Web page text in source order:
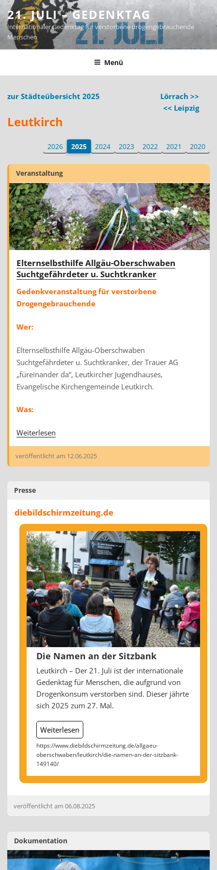
Zum
Inhalt
springen
21. JULI – GEDENKTAG
Internationaler Gedenktag für verstorbene drogengebrauchende
Menschen
Menü
zur Städteübersicht 2025
Lörrach >>
<< Leipzig
Leutkirch
2026 2025 2024 2023 2022 2021 2020
Veranstaltung
Elternselbsthilfe Allgäu-Oberschwaben
Suchtgefährdeter u. Suchtkranker
Gedenkveranstaltung für verstorbene
Drogengebrauchende
Wer:
Elternselbsthilfe Allgäu-Oberschwaben
Suchtgefährdeter u. Suchtkranker, der Trauer AG
„füreinander da“, Leutkircher Jugendhauses,
Evangelische Kirchengemeinde Leutkirch.
Was:
Weiterlesen
veröffentlicht am 12.06.2025
Presse
diebildschirmzeitung.de
Die Namen an der Sitzbank
Leutkirch – Der 21. Juli ist der internationale
Gedenktag für Menschen, die aufgrund von
Drogenkonsum verstorben sind. Dieser jährte
sich 2025 zum 27. Mal.
Weiterlesen
https://www.diebildschirmzeitung.de/allgaeu-
oberschwaben/leutkirch/die-namen-an-der-sitzbank-
149140/
veröffentlicht am 06.08.2025
Dokumentation